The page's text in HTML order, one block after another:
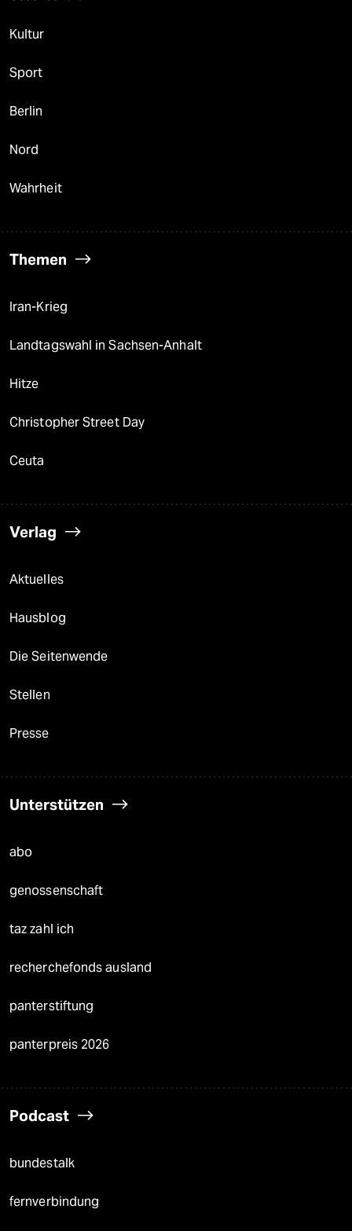
Kultur
Sport
Berlin
Nord
Wahrheit
Themen
Iran-Krieg
Landtagswahl in Sachsen-Anhalt
Hitze
Christopher Street Day
Ceuta
Verlag
Aktuelles
Hausblog
Die Seitenwende
Stellen
Presse
Unterstützen
abo
genossenschaft
taz zahl ich
recherchefonds ausland
panterstiftung
panterpreis 2026
Podcast
bundestalk
fernverbindung